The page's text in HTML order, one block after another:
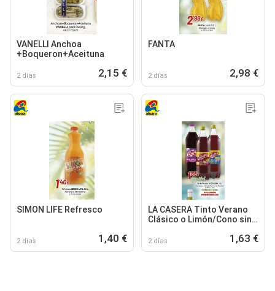
VANELLI Anchoa
+Boqueron+Aceituna
2 días 2,15 €
FANTA
2 días 2,98 €
SIMON LIFE Refresco
2 días 1,40 €
LA CASERA Tinto Verano
Clásico o Limón/Cono sin
2 días 1,63 €